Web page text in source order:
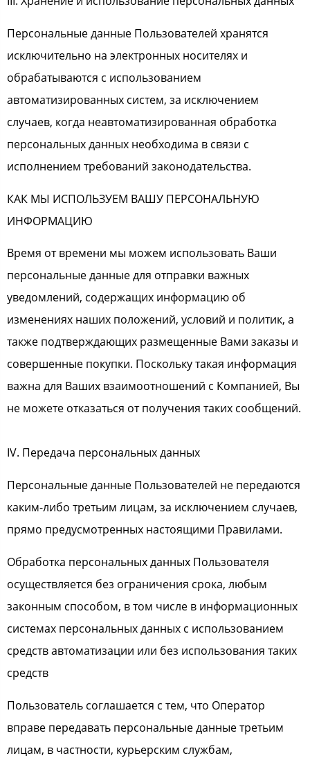
Персональные данные Пользователей хранятся
исключительно на электронных носителях и
обрабатываются с использованием
автоматизированных систем, за исключением
случаев, когда неавтоматизированная обработка
персональных данных необходима в связи с
исполнением требований законодательства.
КАК МЫ ИСПОЛЬЗУЕМ ВАШУ ПЕРСОНАЛЬНУЮ
ИНФОРМАЦИЮ
Время от времени мы можем использовать Ваши
персональные данные для отправки важных
уведомлений, содержащих информацию об
изменениях наших положений, условий и политик, а
также подтверждающих размещенные Вами заказы и
совершенные покупки. Поскольку такая информация
важна для Ваших взаимоотношений с Компанией, Вы
не можете отказаться от получения таких сообщений.
IV. Передача персональных данных
Персональные данные Пользователей не передаются
каким-либо третьим лицам, за исключением случаев,
прямо предусмотренных настоящими Правилами.
Обработка персональных данных Пользователя
осуществляется без ограничения срока, любым
законным способом, в том числе в информационных
системах персональных данных с использованием
средств автоматизации или без использования таких
средств
Пользователь соглашается с тем, что Оператор
вправе передавать персональные данные третьим
лицам, в частности, курьерским службам,